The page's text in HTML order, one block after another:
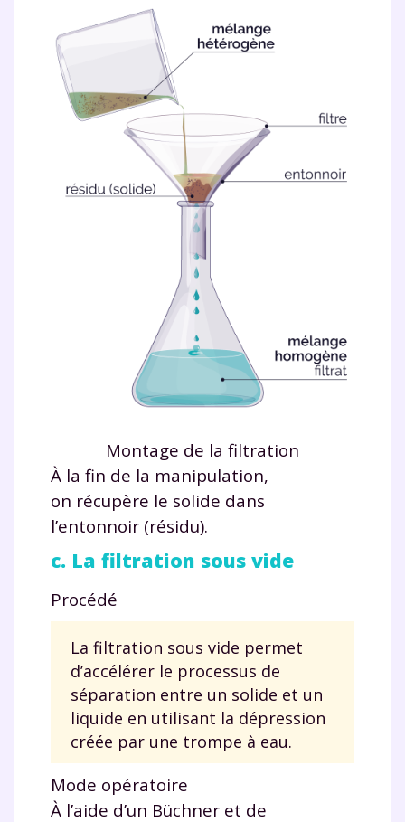
Montage de la filtration
À la fin de la manipulation,
on récupère le solide dans
l’entonnoir (résidu).
c. La filtration sous vide
Procédé
La filtration sous vide permet
d’accélérer le processus de
séparation entre un solide et un
liquide en utilisant la dépression
créée par une trompe à eau.
Mode opératoire
À l’aide d’un Büchner et de